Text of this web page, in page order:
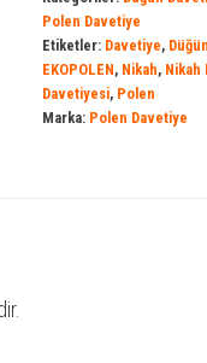
Davetiye
Model
|
Yeni
Polen Davetiye
Etiketler: Davetiye, Düğün
EKOPOLEN, Nikah, Nikah
Davetiyesi, Polen
Marka: Polen Davetiye